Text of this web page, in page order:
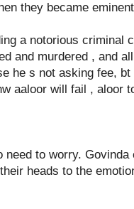
they became
a notorious criminal
and murdered , and
he s not asking fee,
aaloor will fail , aloor
to worry.
heads to the